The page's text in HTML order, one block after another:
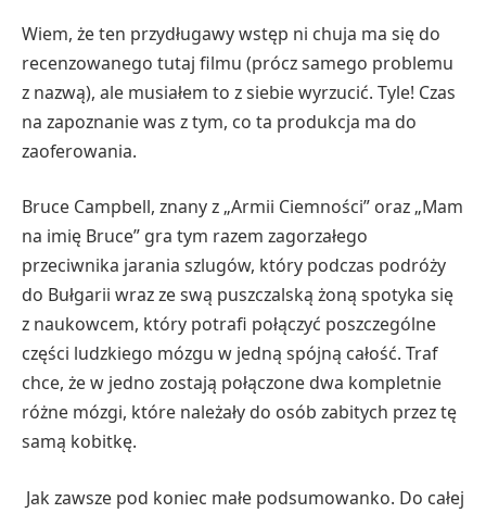
Wiem, że ten przydługawy wstęp ni chuja ma się do
recenzowanego tutaj filmu (prócz samego problemu
z nazwą), ale musiałem to z siebie wyrzucić. Tyle! Czas
na zapoznanie was z tym, co ta produkcja ma do
zaoferowania.
Bruce Campbell, znany z „Armii Ciemności” oraz „Mam
na imię Bruce” gra tym razem zagorzałego
przeciwnika jarania szlugów, który podczas podróży
do Bułgarii wraz ze swą puszczalską żoną spotyka się
z naukowcem, który potrafi połączyć poszczególne
części ludzkiego mózgu w jedną spójną całość. Traf
chce, że w jedno zostają połączone dwa kompletnie
różne mózgi, które należały do osób zabitych przez tę
samą kobitkę.
Jak zawsze pod koniec małe podsumowanko. Do całej